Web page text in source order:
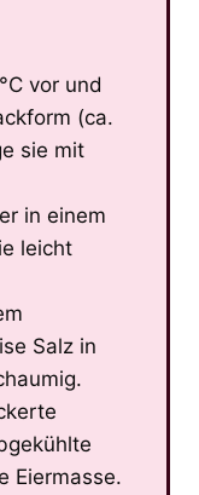
vor und
(ca.
sie mit
in einem
leicht
Salz in
Eiermasse.